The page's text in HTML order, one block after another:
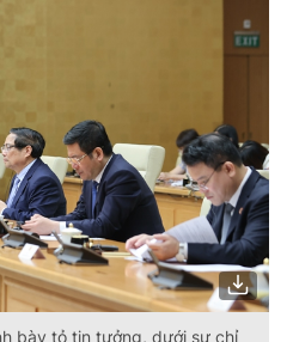
bày tỏ tin tưởng, dưới sự chỉ